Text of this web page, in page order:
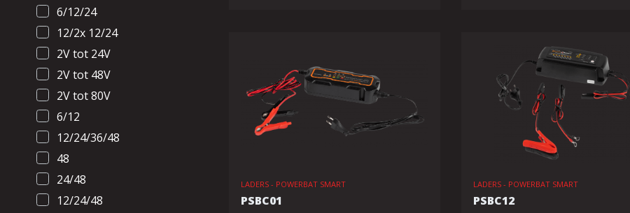
6/12/24
12/2x 12/24
2V tot 24V
2V tot 48V
2V tot 80V
6/12
12/24/36/48
48
24/48
12/24/48
LADERS - POWERBAT SMART
PSBC01
LADERS - POWERBAT SMART
PSBC12